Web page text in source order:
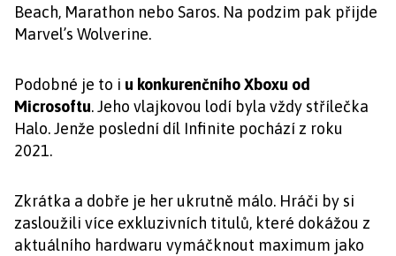
Beach, Marathon nebo Saros. Na podzim pak přijde
Marvel’s Wolverine.
Podobné je to i u konkurenčního Xboxu od
Microsoftu. Jeho vlajkovou lodí byla vždy střílečka
Halo. Jenže poslední díl Infinite pochází z roku
2021.
Zkrátka a dobře je her ukrutně málo. Hráči by si
zasloužili více exkluzivních titulů, které dokážou z
aktuálního hardwaru vymáčknout maximum jako